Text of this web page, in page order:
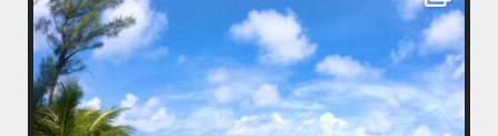
はいさい！
アイランドメッセージです
•
最近投稿できてませんでしたが今シーズンも渡嘉敷島上陸ツアーとケラ
マ体験ダイビング&シュノーケル班に分かれて毎日海へ行っております
•
海が穏やかな日がずーっと続いていてボートダイビングには最高のコン
ディションです！